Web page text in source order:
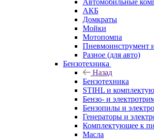
Автомобильные
АКБ
Домкраты
Мойки
Мотопомпа
Пневмоинструмент
Разное (для авто)
Бензотехника
Назад
Бензотехника
STIHL и
Бензо- и
Бензопилы и
Генераторы и
Комплектующее к
Масла